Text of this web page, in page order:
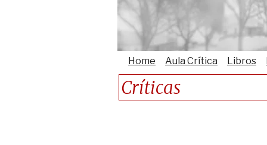
Home Aula Crítica Libros
Críticas